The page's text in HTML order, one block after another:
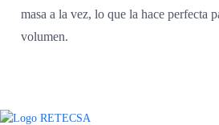
masa a la vez, lo que la hace perfecta
volumen.